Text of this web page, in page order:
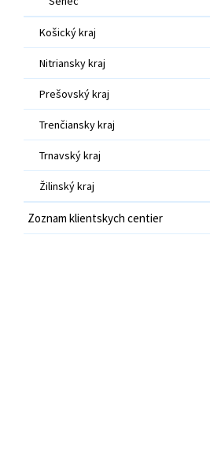
Košický kraj
Nitriansky kraj
Prešovský kraj
Trenčiansky kraj
Trnavský kraj
Žilinský kraj
Zoznam klientskych centier